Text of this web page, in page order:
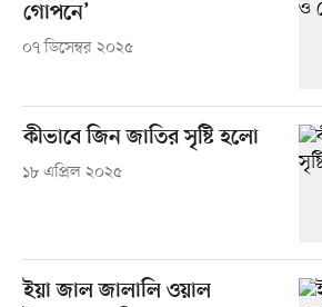
গোপনে’
০৭ ডিসেম্বর ২০২৫
কীভাবে জিন জাতির সৃষ্টি হলো
১৮ এপ্রিল ২০২৫
ইয়া জাল জালালি ওয়াল